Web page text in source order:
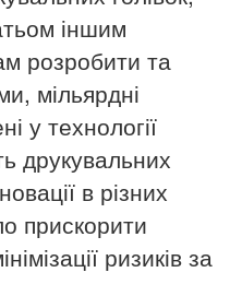
іншим
розробити та
мільярдні
у технології
друкувальних
в різних
прискорити
ризиків за